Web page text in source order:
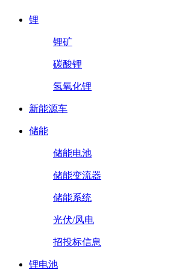
锂
锂矿
碳酸锂
氢氧化锂
新能源车
储能
储能电池
储能变流器
储能系统
光伏/风电
招投标信息
锂电池